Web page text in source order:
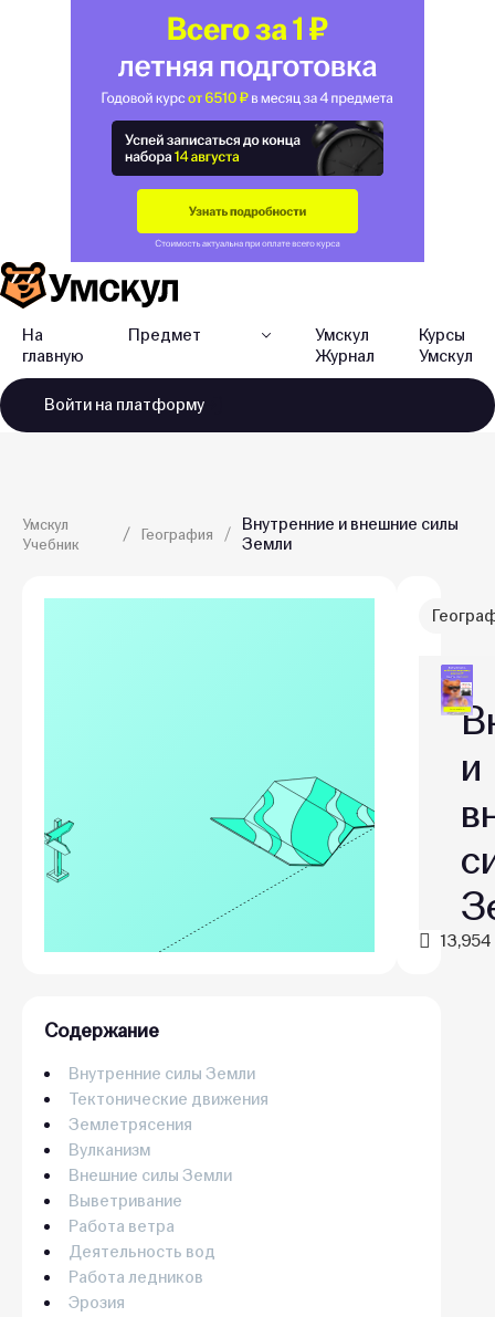
На
главную
Предмет
Умскул
Журнал
Курсы
Умскул
Войти на платформу
Умскул
Учебник
География
Внутренние и внешние силы
Земли
и
13,954
Содержание
Внутренние силы Земли
Тектонические движения
Землетрясения
Вулканизм
Внешние силы Земли
Выветривание
Работа ветра
Деятельность вод
Работа ледников
Эрозия